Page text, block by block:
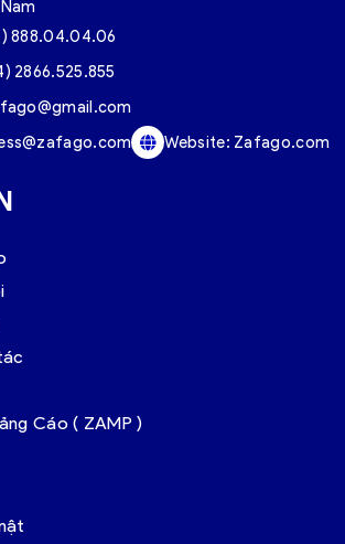
888.04.04.06
2866.525.855
Website: Zafago.com
Cáo ( ZAMP )